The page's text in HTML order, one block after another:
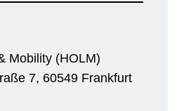
Mobility (HOLM)
7, 60549 Frankfurt